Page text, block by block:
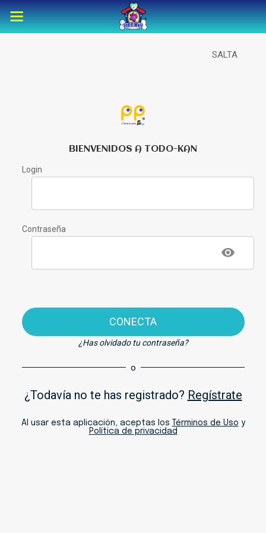
SALTA
BIENVENIDOS A TODO-KAN
Login
Contraseña
CONECTA
¿Has olvidado tu contraseña?
o
¿Todavía no te has registrado? Regístrate
Al usar esta aplicación, aceptas los Términos de Uso y
Política de privacidad